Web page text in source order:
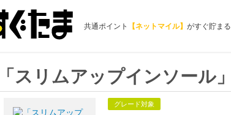
共通ポイント 【ネットマイル】 がすぐ貯まる
「スリムアップインソール
グレード対象